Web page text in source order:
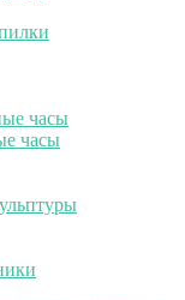
часы
часы